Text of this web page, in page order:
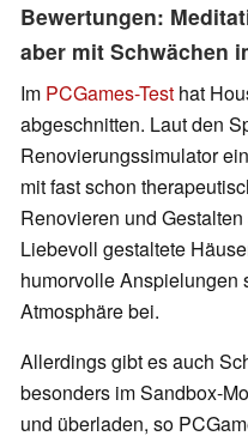
Bewertungen:
aber mit Schwächen
Im PCGames-Test hat
abgeschnitten. Laut den
Renovierungssimulator
mit fast schon
Renovieren und
Liebevoll gestaltete
humorvolle Anspielungen
Atmosphäre bei.
Allerdings gibt es auch
besonders im Sandbox-
und überladen, so